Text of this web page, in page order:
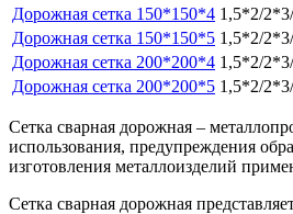
Дорожная сетка 150*150*4 1,5*2/
Дорожная сетка 150*150*5 1,5*2/
Дорожная сетка 200*200*4 1,5*2/
Дорожная сетка 200*200*5 1,5*2/
Сетка сварная дорожная –
использования, предупреждения
изготовления металлоизделий
Сетка сварная дорожная